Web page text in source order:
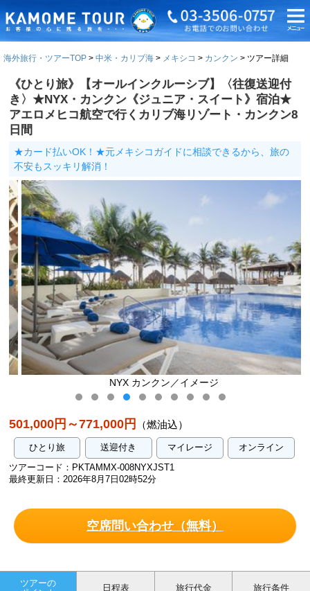
海外旅行・ツアーTOP 中米・カリブ海 メキシコ カンクン ツアー詳細
《ひとり旅》【オールインクルーシブ】〈往復送迎付
き〉★NYX・カンクン《ジュニア・スイート》宿泊★
アエロメヒコ航空で行くカリブ海リゾート・カンクン8
日間
★カード払いOK！★元メキシコガイドに相談できるから、旅の
不安もスッキリ解消！
NYX カンクン／イメージ
501,000円～771,000円 （燃油込）
ひとり旅 送迎付き マイレージ
オンライン
ツアーコード：PKTAMMX-008NYXJST1
最終更新日：2026年8月7日02時52分
空席問い合わせ（無料）
ツアーの
日程表 旅行代金 旅行条件